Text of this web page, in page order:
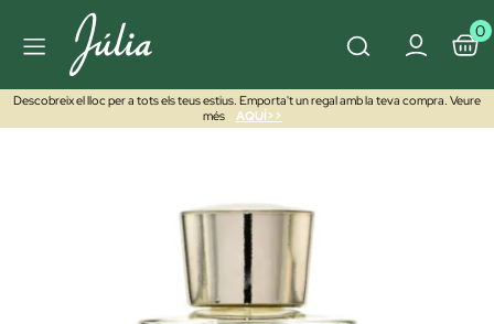
0
Descobreix el lloc per a tots els teus estius. Emporta't un regal amb la teva compra. Veure
més
AQUÍ>>